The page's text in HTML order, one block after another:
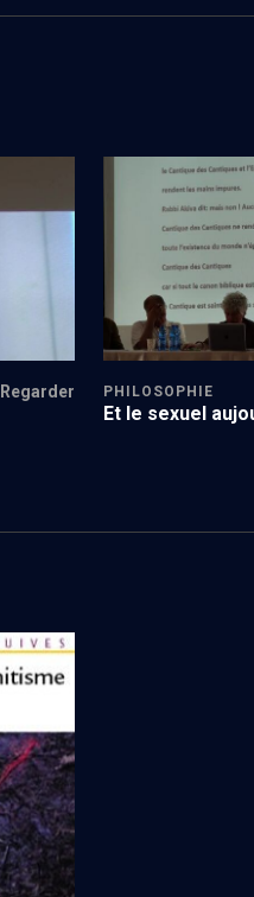
Regarder
Session 2 (2/10)
PHILOSOPHIE
Et le sexuel